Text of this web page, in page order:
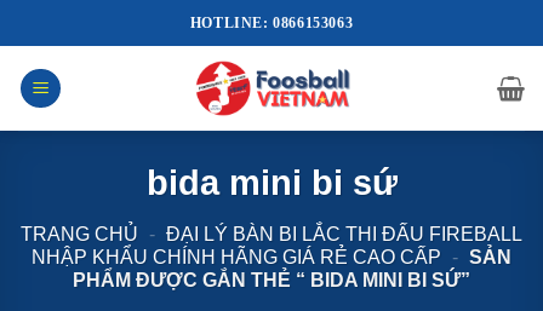
qua
nội
dung
HOTLINE: 0866153063
bida mini bi sứ
TRANG CHỦ - ĐẠI LÝ BÀN BI LẮC THI ĐẤU FIREBALL
NHẬP KHẨU CHÍNH HÃNG GIÁ RẺ CAO CẤP
- SẢN
PHẨM ĐƯỢC GẮN THẺ “ BIDA MINI BI SỨ”